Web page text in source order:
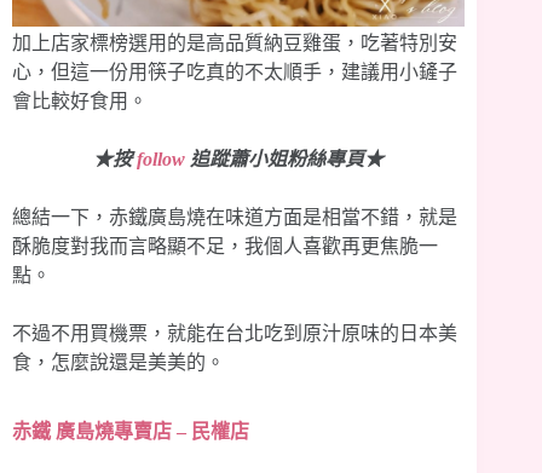
加上店家標榜選用的是高品質納豆雞蛋，吃著特別安
心，但這一份用筷子吃真的不太順手，建議用小鏟子
會比較好食用。
★按follow 追蹤蕭小姐粉絲專頁★
總結一下，赤鐵廣島燒在味道方面是相當不錯，就是
酥脆度對我而言略顯不足，我個人喜歡再更焦脆一
點。
不過不用買機票，就能在台北吃到原汁原味的日本美
食，怎麼說還是美美的。
赤鐵 廣島燒專賣店 – 民權店